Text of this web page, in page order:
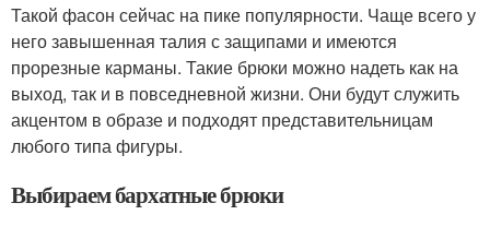
Такой фасон сейчас на пике популярности. Чаще всего у
него завышенная талия с защипами и имеются
прорезные карманы. Такие брюки можно надеть как на
выход, так и в повседневной жизни. Они будут служить
акцентом в образе и подходят представительницам
любого типа фигуры.
Выбираем бархатные брюки